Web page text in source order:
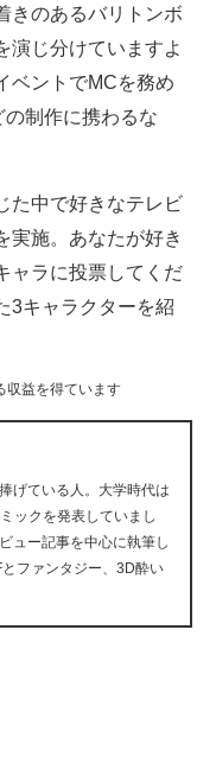
きのあるバリトンボ
演じ分けていますよ
ベントでMCを務め
制作に携わるな
た中で好きなテレビ
実施。あなたが好き
ャラに投票してくだ
3キャラクターを紹
収益を得ています
げている人。大学時代は
ックを発表していまし
ュー記事を中心に執筆し
ファンタジー、3D酔い